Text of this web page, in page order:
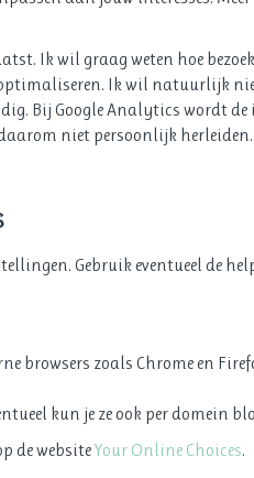
Ik wil graag weten hoe
Ik wil natuurlijk
Bij Google Analytics wordt
niet persoonlijk
Gebruik eventueel de
browsers zoals Chrome en
kun je ze ook per domein
de websiteYour Online Choices.